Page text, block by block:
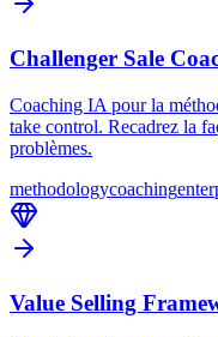
Challenger Sale
Coaching IA pour la
take control. Recadrez la
problèmes.
methodologycoaching
Value Selling